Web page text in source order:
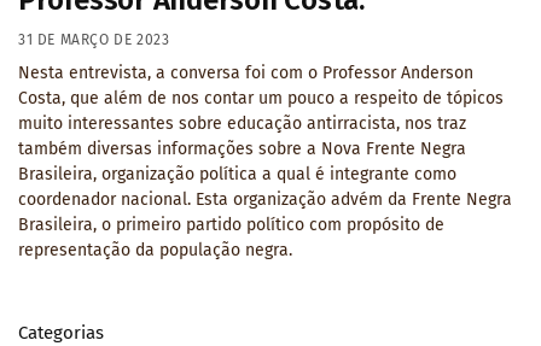
31 DE MARÇO DE 2023
Nesta entrevista, a conversa foi com o Professor Anderson
Costa, que além de nos contar um pouco a respeito de tópicos
muito interessantes sobre educação antirracista, nos traz
também diversas informações sobre a Nova Frente Negra
Brasileira, organização política a qual é integrante como
coordenador nacional. Esta organização advém da Frente Negra
Brasileira, o primeiro partido político com propósito de
representação da população negra.
Categorias